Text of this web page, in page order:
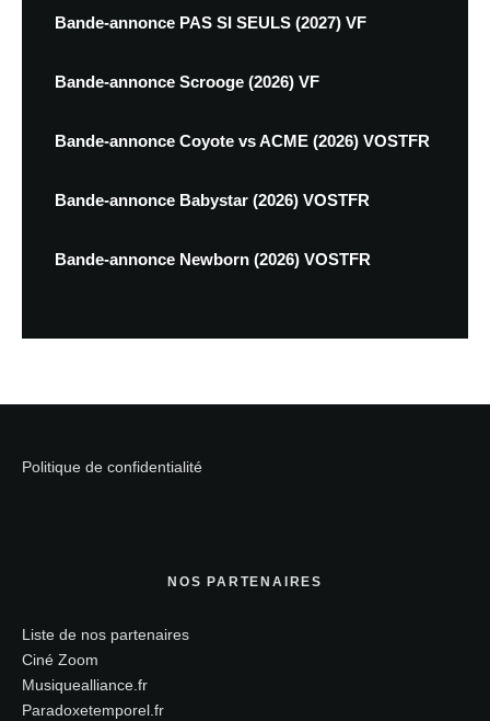
Bande-annonce PAS SI SEULS (2027) VF
Bande-annonce Scrooge (2026) VF
Bande-annonce Coyote vs ACME (2026) VOSTFR
Bande-annonce Babystar (2026) VOSTFR
Bande-annonce Newborn (2026) VOSTFR
Politique de confidentialité
NOS PARTENAIRES
Liste de nos partenaires
Ciné Zoom
Musiquealliance.fr
Paradoxetemporel.fr